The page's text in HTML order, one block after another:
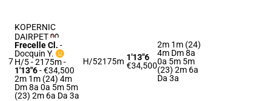
7
KOPERNIC
DAIRPET
Frecelle Cl. -
Docquin Y.
H/5 - 2175m-
1'13"6- €34,500
2m 1m (24) 4m
Dm 8a 0a 5m 5m
(23) 2m 6a Da 3a
H/52175m 1'13"6
€34,500
2m 1m (24)
4m Dm 8a
0a 5m 5m
(23) 2m 6a
Da 3a